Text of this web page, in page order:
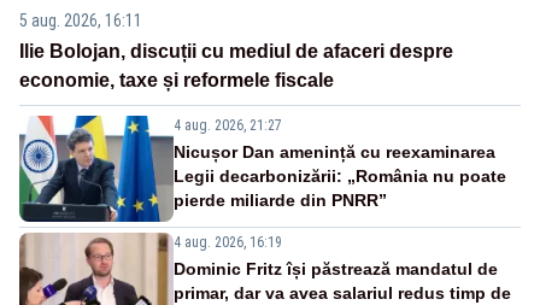
5 aug. 2026, 16:11
Ilie Bolojan, discuții cu mediul de afaceri despre
economie, taxe și reformele fiscale
4 aug. 2026, 21:27
Nicușor Dan amenință cu reexaminarea
Legii decarbonizării: „România nu poate
pierde miliarde din PNRR”
4 aug. 2026, 16:19
Dominic Fritz își păstrează mandatul de
primar, dar va avea salariul redus timp de